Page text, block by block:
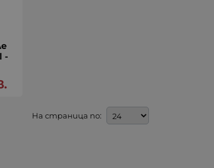
-
На страница по: